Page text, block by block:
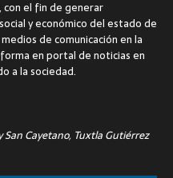
el fin de generar
y económico del estado de
de comunicación en la
en portal de noticias en
a la sociedad.
San Cayetano, Tuxtla Gutiérrez